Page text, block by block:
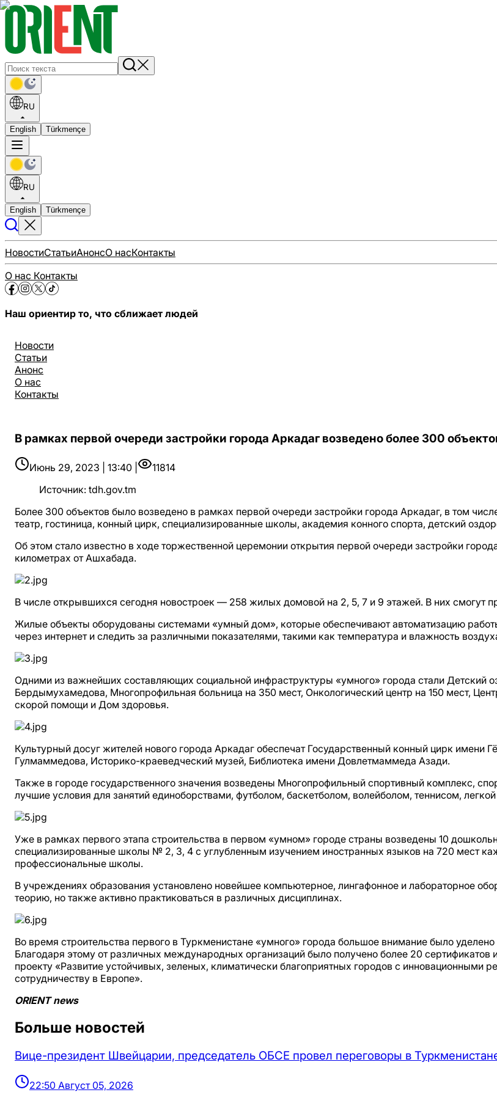
RU
English Türkmençe
RU
English Türkmençe
НовостиСтатьиАнонсО насКонтакты
О нас Контакты
Наш ориентир то, что сближает людей
Новости
Статьи
Анонс
О нас
Контакты
В рамках первой очереди застройки города Аркадаг возведено более 300
Июнь 29, 2023 | 13:40 |
11814
Источник: tdh.gov.tm
Более 300 объектов было возведено в рамках первой очереди застройки города Аркадаг, в том
театр, гостиница, конный цирк, специализированные школы, академия конного спорта, детский
Об этом стало известно в ходе торжественной церемонии открытия первой очереди застройки
километрах от Ашхабада.
В числе открывшихся сегодня новостроек — 258 жилых домовой на 2, 5, 7 и 9 этажей. В них смогут
Жилые объекты оборудованы системами «умный дом», которые обеспечивают автоматизацию
через интернет и следить за различными показателями, такими как температура и влажность
Одними из важнейших составляющих социальной инфраструктуры «умного» города стали Детский
Бердымухамедова, Многопрофильная больница на 350 мест, Онкологический центр на 150 мест,
скорой помощи и Дом здоровья.
Культурный досуг жителей нового города Аркадаг обеспечат Государственный конный цирк имени
Гулмаммедова, Историко-краеведческий музей, Библиотека имени Довлетмаммеда Азади.
Также в городе государственного значения возведены Многопрофильный спортивный комплекс,
лучшие условия для занятий единоборствами, футболом, баскетболом, волейболом, теннисом,
Уже в рамках первого этапа строительства в первом «умном» городе страны возведены 10
специализированные школы № 2, 3, 4 с углубленным изучением иностранных языков на 720 мест
профессиональные школы.
В учреждениях образования установлено новейшее компьютерное, лингафонное и лабораторное
теорию, но также активно практиковаться в различных дисциплинах.
Во время строительства первого в Туркменистане «умного» города большое внимание было
Благодаря этому от различных международных организаций было получено более 20 сертификатов
проекту «Развитие устойчивых, зеленых, климатически благоприятных городов с инновационными
сотрудничеству в Европе».
ORIENT news
Больше новостей
Вице-президент Швейцарии, председатель ОБСЕ провел переговоры в
22:50 Август 05, 2026